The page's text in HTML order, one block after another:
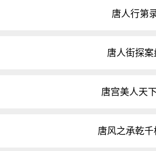
唐人行第
唐人街探案
唐宫美人天
唐风之承乾